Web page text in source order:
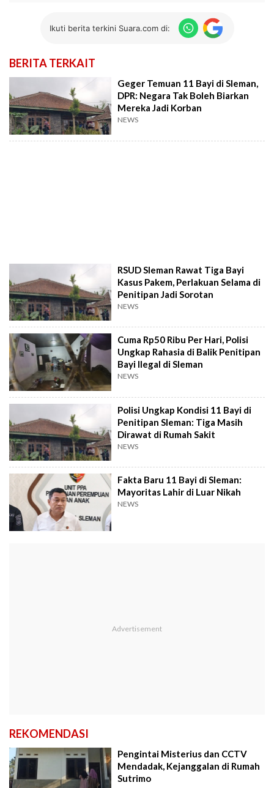
Ikuti berita terkini Suara.com di:
BERITA TERKAIT
Geger Temuan 11 Bayi di Sleman,
DPR: Negara Tak Boleh Biarkan
Mereka Jadi Korban
NEWS
RSUD Sleman Rawat Tiga Bayi
Kasus Pakem, Perlakuan Selama di
Penitipan Jadi Sorotan
NEWS
Cuma Rp50 Ribu Per Hari, Polisi
Ungkap Rahasia di Balik Penitipan
Bayi Ilegal di Sleman
NEWS
Polisi Ungkap Kondisi 11 Bayi di
Penitipan Sleman: Tiga Masih
Dirawat di Rumah Sakit
NEWS
Fakta Baru 11 Bayi di Sleman:
Mayoritas Lahir di Luar Nikah
NEWS
REKOMENDASI
Pengintai Misterius dan CCTV
Mendadak, Kejanggalan di Rumah
Sutrimo